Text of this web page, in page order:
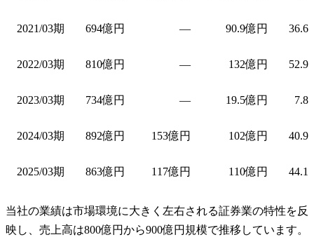
2021/03期 694億円 — 90.9億円 36.6
2022/03期 810億円 — 132億円 52.9
2023/03期 734億円 — 19.5億円 7.8
2024/03期 892億円 153億円 102億円 40.9
2025/03期 863億円 117億円 110億円 44.1
当社の業績は市場環境に大きく左右される証券業の特性を反
映し、売上高は800億円から900億円規模で推移しています。